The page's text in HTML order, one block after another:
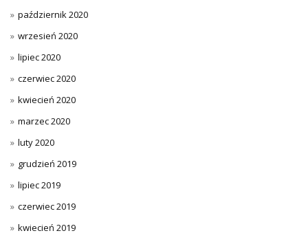
październik 2020
wrzesień 2020
lipiec 2020
czerwiec 2020
kwiecień 2020
marzec 2020
luty 2020
grudzień 2019
lipiec 2019
czerwiec 2019
kwiecień 2019